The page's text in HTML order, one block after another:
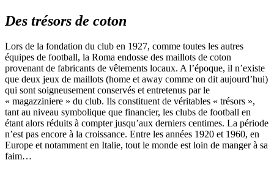
Des trésors de coton
Lors de la fondation du club en 1927, comme toutes les autres
équipes de football, la Roma endosse des maillots de coton
provenant de fabricants de vêtements locaux. A l’époque, il n’existe
que deux jeux de maillots (home et away comme on dit aujourd’hui)
qui sont soigneusement conservés et entretenus par le
« magazziniere » du club. Ils constituent de véritables « trésors »,
tant au niveau symbolique que financier, les clubs de football en
étant alors réduits à compter jusqu’aux derniers centimes. La période
n’est pas encore à la croissance. Entre les années 1920 et 1960, en
Europe et notamment en Italie, tout le monde est loin de manger à sa
faim…